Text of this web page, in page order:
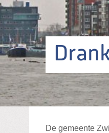
De gemeente